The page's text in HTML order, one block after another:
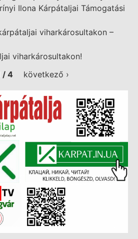
Ilona Kárpátaljai Támogatási
viharkárosultakon –
viharkárosultakon!
/ 4
következő ›